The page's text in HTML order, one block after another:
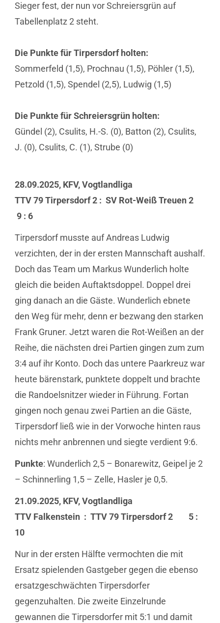
Sieger fest, der nun vor Schreiersgrün auf
Tabellenplatz 2 steht.
Die Punkte für Tirpersdorf holten:
Sommerfeld (1,5), Prochnau (1,5), Pöhler (1,5),
Petzold (1,5), Spendel (2,5), Ludwig (1,5)
Die Punkte für Schreiersgrün holten:
Gündel (2), Csulits, H.-S. (0), Batton (2), Csulits,
J. (0), Csulits, C. (1), Strube (0)
28.09.2025, KFV, Vogtlandliga
TTV 79 Tirpersdorf 2 : SV Rot-Weiß Treuen 2
9 : 6
Tirpersdorf musste auf Andreas Ludwig
verzichten, der in der ersten Mannschaft aushalf.
Doch das Team um Markus Wunderlich holte
gleich die beiden Auftaktsdoppel. Doppel drei
ging danach an die Gäste. Wunderlich ebnete
den Weg für mehr, denn er bezwang den starken
Frank Gruner. Jetzt waren die Rot-Weißen an der
Reihe, die nächsten drei Partien gingen zum zum
3:4 auf ihr Konto. Doch das untere Paarkreuz war
heute bärenstark, punktete doppelt und brachte
die Randoelsnitzer wieder in Führung. Fortan
gingen noch genau zwei Partien an die Gäste,
Tirpersdorf ließ wie in der Vorwoche hinten raus
nichts mehr anbrennen und siegte verdient 9:6.
Punkte: Wunderlich 2,5 – Bonarewitz, Geipel je 2
– Schinnerling 1,5 – Zelle, Hasler je 0,5.
21.09.2025, KFV, Vogtlandliga
TTV Falkenstein : TTV 79 Tirpersdorf 2 5 :
10
Nur in der ersten Hälfte vermochten die mit
Ersatz spielenden Gastgeber gegen die ebenso
ersatzgeschwächten Tirpersdorfer
gegenzuhalten. Die zweite Einzelrunde
gewannen die Tirpersdorfer mit 5:1 und damit